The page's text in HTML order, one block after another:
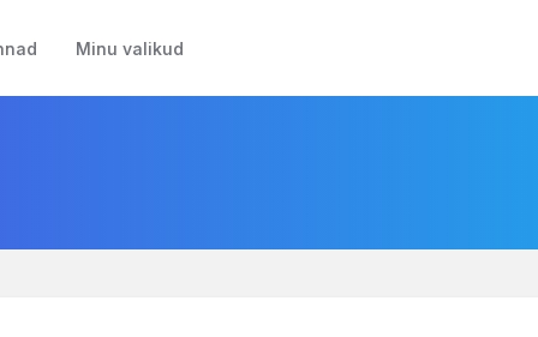
Minu valikud